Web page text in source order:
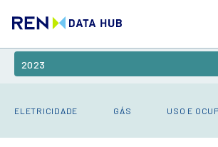
REDES
2023
ELETRICIDADE GÁS USO E